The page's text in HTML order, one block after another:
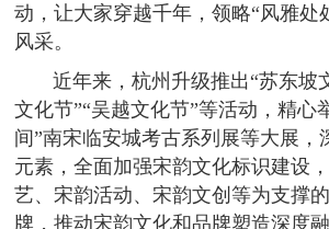
动，让大家穿越千年，领略“风雅处
风采。
近年来，杭州升级推出“苏东坡
文化节”“吴越文化节”等活动，精心
间”南宋临安城考古系列展等大展，
元素，全面加强宋韵文化标识建设
艺、宋韵活动、宋韵文创等为支撑
牌，推动宋韵文化和品牌塑造深度